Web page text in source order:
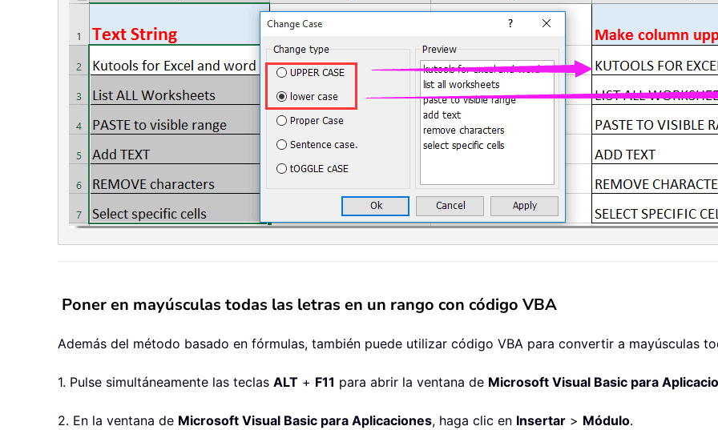
Poner en mayúsculas todas las letras en un rango con código VBA
Además del método basado en fórmulas, también puede utilizar código VBA para convertir a mayúsculas
1. Pulse simultáneamente las teclas ALT + F11 para abrir la ventana de Microsoft Visual Basic para
2. En la ventana de Microsoft Visual Basic para Aplicaciones, haga clic en Insertar > Módulo.